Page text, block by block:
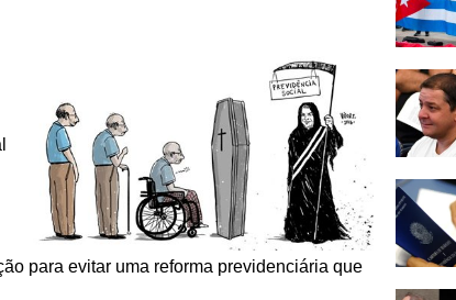
para evitar uma reforma previdenciária que